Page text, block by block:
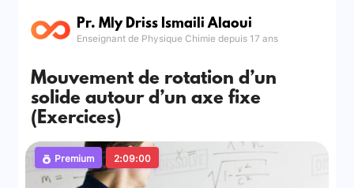
Pr. Mly Driss Ismaili Alaoui
Enseignant de Physique Chimie depuis 17 ans
Mouvement de rotation d’un
solide autour d’un axe fixe
(Exercices)
Premium 2:09:00